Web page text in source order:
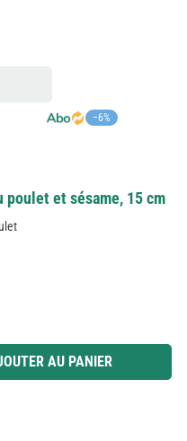
−6%
poulet et sésame, 15 cm
ou utilisez les boutons pour
AU PANIER